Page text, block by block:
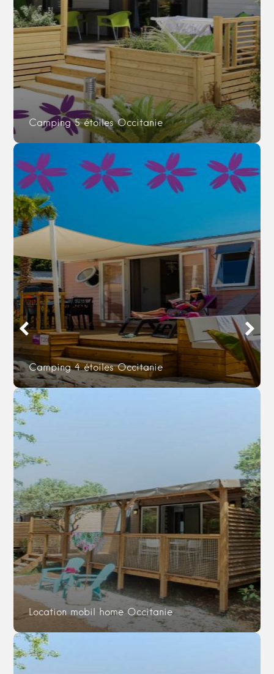
Camping 5 étoiles Occitanie
Camping 4 étoiles Occitanie
Location mobil home Occitanie